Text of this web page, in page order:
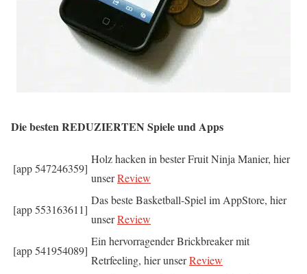
Die besten REDUZIERTEN Spiele und Apps
[app 547246359]
Holz hacken in bester Fruit Ninja Manier, hier
unserReview
[app 553163611]
Das beste Basketball-Spiel im AppStore, hier
unserReview
[app 541954089]
Ein hervorragender Brickbreaker mit
Retrfeeling, hier unserReview